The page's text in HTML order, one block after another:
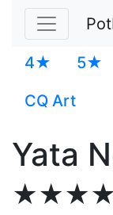
4★ 5★
CQ Art
Yata